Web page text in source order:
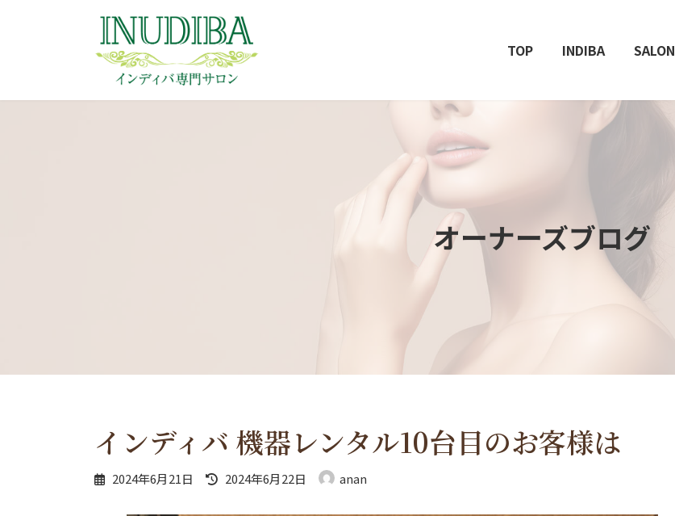
TOP INDIBA SALON
オーナーズブログ
インディバ 機器レンタル10台目のお客様は
2024年6月21日
最
2024年6月22日 anan